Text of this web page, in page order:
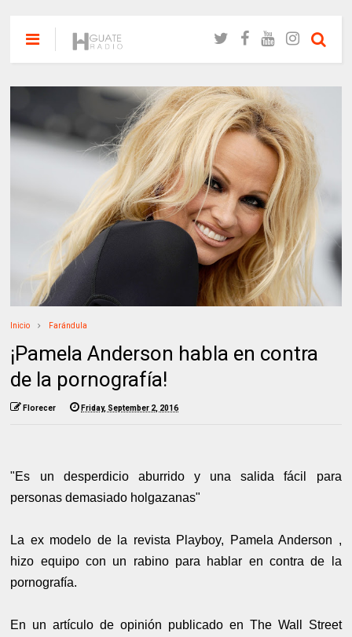
Inicio Farándula
¡Pamela Anderson habla en contra
de la pornografía!
Florecer Friday, September 2, 2016
"Es un desperdicio aburrido y una salida fácil para
personas demasiado holgazanas"
La ex modelo de la revista Playboy, Pamela Anderson ,
hizo equipo con un rabino para hablar en contra de la
pornografía.
En un artículo de opinión publicado en The Wall Street